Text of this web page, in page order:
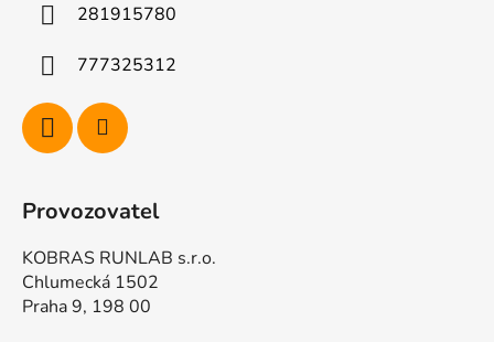
281915780
777325312
Provozovatel
KOBRAS RUNLAB s.r.o.
Chlumecká 1502
Praha 9, 198 00